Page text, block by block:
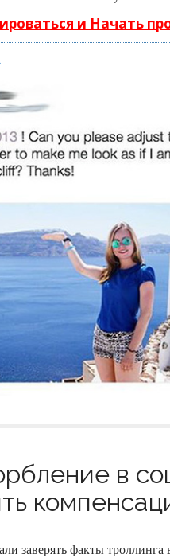
и Начать
в
заверять факты